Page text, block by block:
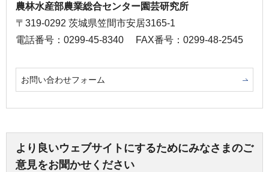
農林水産部農業総合センター園芸研究所
〒319-0292 茨城県笠間市安居3165-1
電話番号：0299-45-8340
FAX番号：0299-48-2545
お問い合わせフォーム
より良いウェブサイトにするためにみなさまのご
意見をお聞かせください